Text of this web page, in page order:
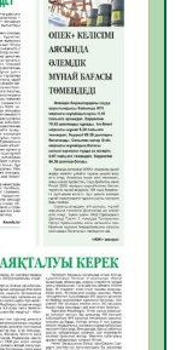
36
36
полиция
етті
48
–